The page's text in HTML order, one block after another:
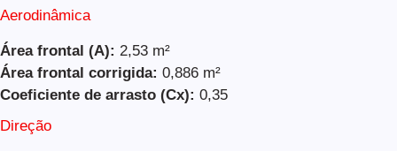
Aerodinâmica
Área frontal (A): 2,53 m²
Área frontal corrigida: 0,886 m²
Coeficiente de arrasto (Cx): 0,35
Direção